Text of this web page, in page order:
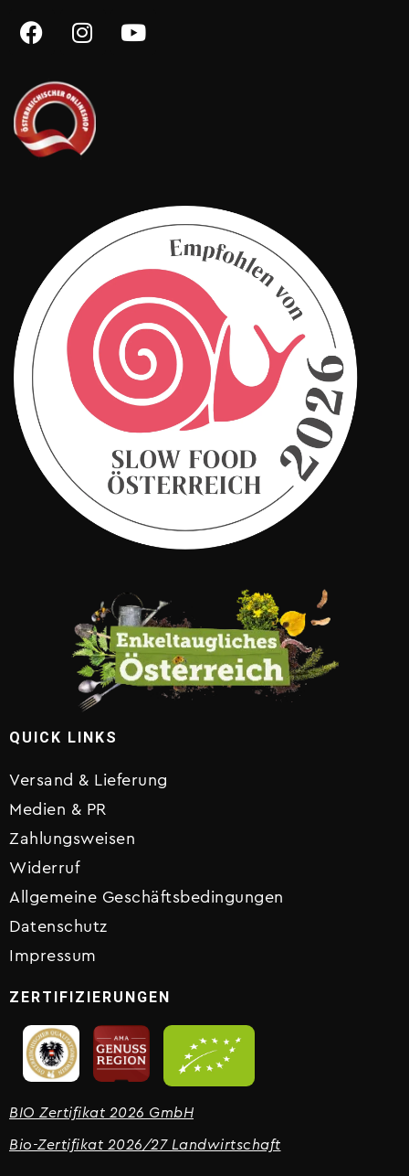
QUICK LINKS
Versand & Lieferung
Medien & PR
Zahlungsweisen
Widerruf
Allgemeine Geschäftsbedingungen
Datenschutz
Impressum
ZERTIFIZIERUNGEN
BIO Zertifikat 2026 GmbH
Bio-Zertifikat 2026/27 Landwirtschaft